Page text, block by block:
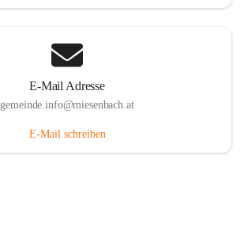
E-Mail Adresse
gemeinde.info@miesenbach.at
E-Mail schreiben